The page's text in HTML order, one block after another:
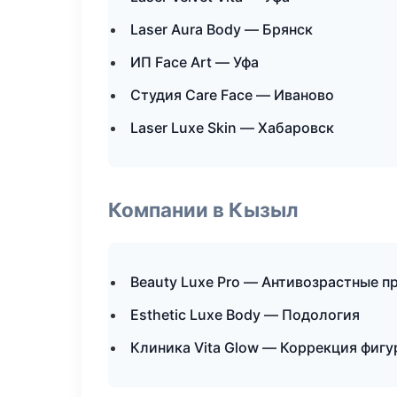
Laser Aura Body — Брянск
ИП Face Art — Уфа
Студия Care Face — Иваново
Laser Luxe Skin — Хабаровск
Компании в Кызыл
Beauty Luxe Pro — Антивозрастные
Esthetic Luxe Body — Подология
Клиника Vita Glow — Коррекция